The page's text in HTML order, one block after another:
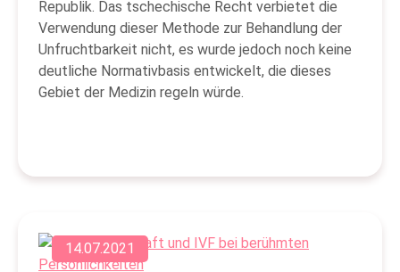
Republik. Das tschechische Recht verbietet die
Verwendung dieser Methode zur Behandlung der
Unfruchtbarkeit nicht, es wurde jedoch noch keine
deutliche Normativbasis entwickelt, die dieses
Gebiet der Medizin regeln würde.
14.07.2021